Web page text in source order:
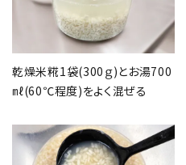
乾燥米糀1袋(300ｇ)とお湯700
㎖(60℃程度)をよく混ぜる